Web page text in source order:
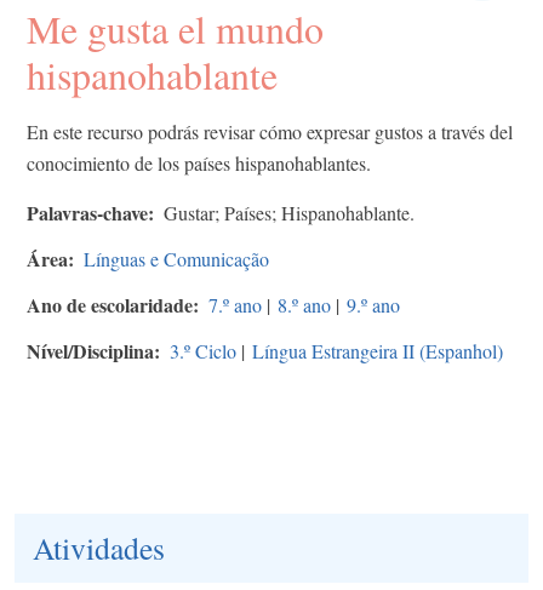
Me gusta el mundo
hispanohablante
En este recurso podrás revisar cómo expresar gustos a través del
conocimiento de los países hispanohablantes.
Palavras-chave Gustar; Países; Hispanohablante.
Área Línguas e Comunicação
Ano de escolaridade 7.º ano | 8.º ano | 9.º ano
Nível/Disciplina 3.º Ciclo | Língua Estrangeira II (Espanhol)
Atividades